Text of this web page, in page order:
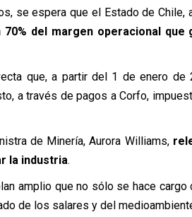
se espera que el Estado de
70% del margen operacional
que, a partir del 1 de enero de
a través de pagos a Corfo,
de Minería, Aurora Williams,
la industria.
amplio que no sólo se hace
de los salares y del